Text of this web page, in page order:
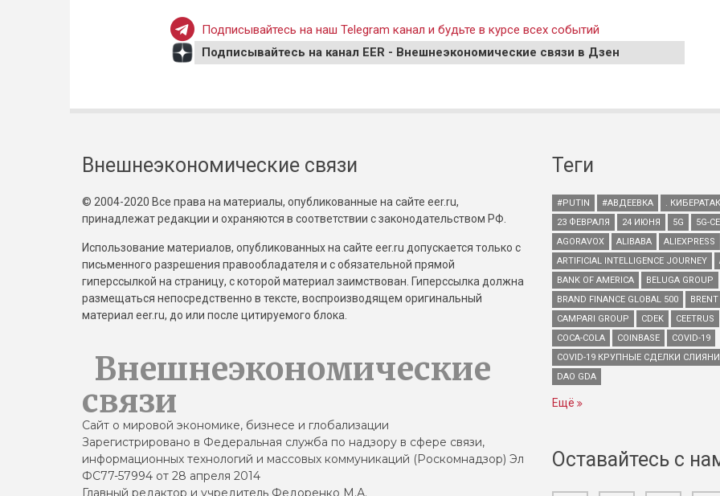
Подписывайтесь на наш Telegram канал и будьте в курсе всех событий
Подписывайтесь на канал EER - Внешнеэкономические связи в Дзен
Внешнеэкономические связи
© 2004-2020 Все права на материалы, опубликованные на сайте eer.ru,
принадлежат редакции и охраняются в соответствии с законодательством РФ.
Использование материалов, опубликованных на сайте eer.ru допускается только с
письменного разрешения правообладателя и с обязательной прямой
гиперссылкой на страницу, с которой материал заимствован. Гиперссылка должна
размещаться непосредственно в тексте, воспроизводящем оригинальный
материал eer.ru, до или после цитируемого блока.
Внешнеэкономические
связи
Сайт о мировой экономике, бизнесе и глобализации
Зарегистрировано в Федеральная служба по надзору в сфере связи,
информационных технологий и массовых коммуникаций (Роскомнадзор) Эл
ФС77-57994 от 28 апреля 2014
Главный редактор и учредитель Федоренко М.А.
Теги
#PUTIN #АВДЕЕВКА .
23 ФЕВРАЛЯ
24 ИЮНЯ 5G 5G-
AGORAVOX
ALIBABA ALIEXPRESS
ARTIFICIAL INTELLIGENCE JOURNEY
BANK OF AMERICA
BELUGA GROUP
BRAND FINANCE GLOBAL 500
BRENT
CAMPARI GROUP
CDEK CEETRUS
COCA-COLA
COINBASE
COVID-19
COVID-19 КРУПНЫЕ СДЕЛКИ
DAO GDA
Ещё
Оставайтесь с